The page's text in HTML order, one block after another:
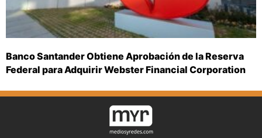
Banco Santander Obtiene Aprobación de la Reserva
Federal para Adquirir Webster Financial Corporation